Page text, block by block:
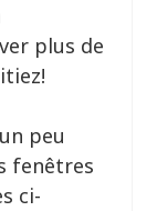
plus de
peu
fenêtres
ci-